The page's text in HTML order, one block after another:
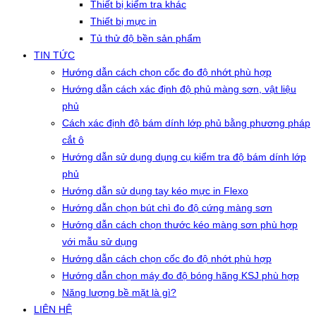
Thiết bị kiểm tra khác
Thiết bị mực in
Tủ thử độ bền sản phẩm
TIN TỨC
Hướng dẫn cách chọn cốc đo độ nhớt phù hợp
Hướng dẫn cách xác định độ phủ màng sơn, vật liệu
phủ
Cách xác định độ bám dính lớp phủ bằng phương pháp
cắt ô
Hướng dẫn sử dụng dụng cụ kiểm tra độ bám dính lớp
phủ
Hướng dẫn sử dụng tay kéo mực in Flexo
Hướng dẫn chọn bút chì đo độ cứng màng sơn
Hướng dẫn cách chọn thước kéo màng sơn phù hợp
với mẫu sử dụng
Hướng dẫn cách chọn cốc đo độ nhớt phù hợp
Hướng dẫn chọn máy đo độ bóng hãng KSJ phù hợp
Năng lượng bề mặt là gì?
LIÊN HỆ